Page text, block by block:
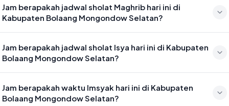
ini jatuh pada 15:13
Jam berapakah jadwal sholat Maghrib hari ini di
Kabupaten Bolaang Mongondow Selatan?
hari ini jatuh pada 17:57
Jam berapakah jadwal sholat Isya hari ini di Kabupaten
Bolaang Mongondow Selatan?
ini jatuh pada 19:07
Jam berapakah waktu Imsyak hari ini di Kabupaten
Bolaang Mongondow Selatan?